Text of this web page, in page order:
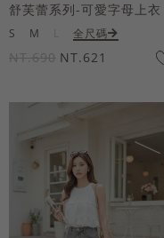
舒芙蕾系列-可愛字母上衣
S M 全尺碼
NT.690 NT.621